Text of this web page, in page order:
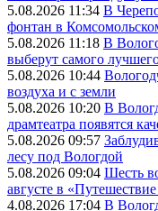
5.08.2026 11:34 В
фонтан в
5.08.2026 11:18 В
выберут самого
5.08.2026 10:44
воздуха и с земли
5.08.2026 10:20 В
драмтеатра появятся
5.08.2026 09:57
лесу под Вологдой
5.08.2026 09:04 Шесть
августе в
4.08.2026 17:04 В